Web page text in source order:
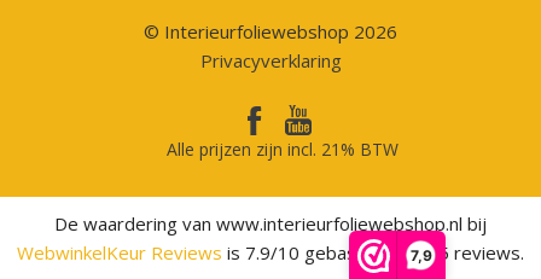
7,9
© Interieurfoliewebshop 2026
Privacyverklaring
Alle prijzen zijn incl. 21% BTW
De waardering van www.interieurfoliewebshop.nl bij
WebwinkelKeur Reviews is 7.9/10 gebaseerd op 75 reviews.